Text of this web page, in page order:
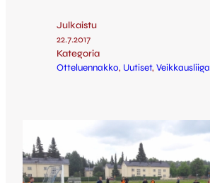
Julkaistu
22.7.2017
Kategoria
Otteluennakko, Uutiset, Veikkausliiga